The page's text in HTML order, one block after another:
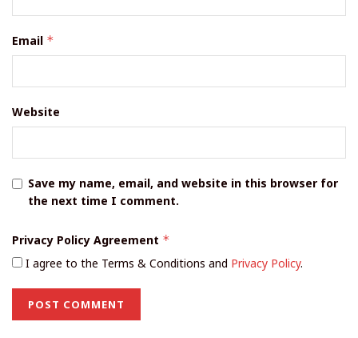
Email *
Website
Save my name, email, and website in this browser for
the next time I comment.
Privacy Policy Agreement *
I agree to the Terms & Conditions and Privacy Policy.